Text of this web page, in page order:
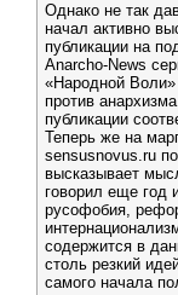
Однако не так
начал активно
публикации на
Anarcho-News
«Народной
против
публикации
Теперь же на
sensusnovus.ru
высказывает
говорил еще год
русофобия,
содержится в
столь резкий
самого начала